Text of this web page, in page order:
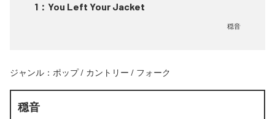
1 ： You Left Your Jacket
穏音
ジャンル： ポップ/ カントリー / フォーク
穏音